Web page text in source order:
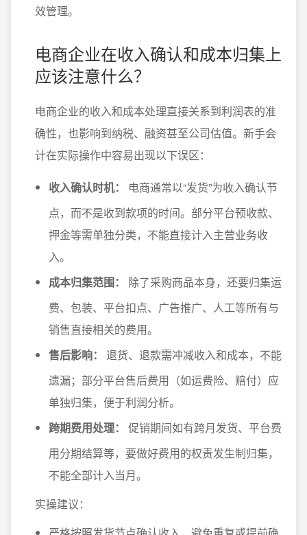
效管理。
电商企业在收入确认和成本归集上
应该注意什么？
电商企业的收入和成本处理直接关系到利润表的准
确性，也影响到纳税、融资甚至公司估值。新手会
计在实际操作中容易出现以下误区：
收入确认时机：
电商通常以“发货”为收入确认节
点，而不是收到款项的时间。部分平台预收款、
押金等需单独分类，不能直接计入主营业务收
入。
成本归集范围：
除了采购商品本身，还要归集运
费、包装、平台扣点、广告推广、人工等所有与
销售直接相关的费用。
售后影响：
退货、退款需冲减收入和成本，不能
遗漏；部分平台售后费用（如运费险、赔付）应
单独归集，便于利润分析。
跨期费用处理：
促销期间如有跨月发货、平台费
用分期结算等，要做好费用的权责发生制归集，
不能全部计入当月。
实操建议：